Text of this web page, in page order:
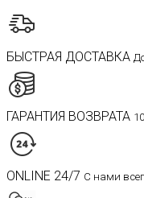
БЫСТРАЯ ДОСТАВКА
ГАРАНТИЯ ВОЗВРАТА
ONLINE 24/7 С нами